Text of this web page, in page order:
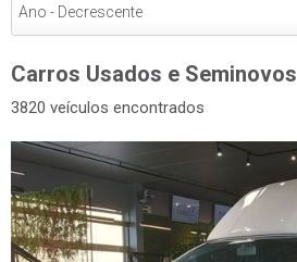
Carros Usados e Seminovos
3820 veículos encontrados